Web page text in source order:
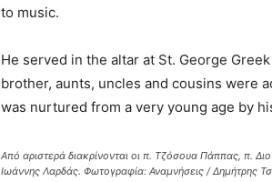
to music.
He served in the altar at St. George
brother, aunts, uncles and cousins were
was nurtured from a very young age by
Από αριστερά διακρίνονται οι π. Τζόσουα Πάππας, π.
Ιωάννης Λαρδάς. Φωτογραφία: Αναμνήσεις / Δημήτρης